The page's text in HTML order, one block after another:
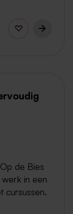
de Bies
in een
cursussen.